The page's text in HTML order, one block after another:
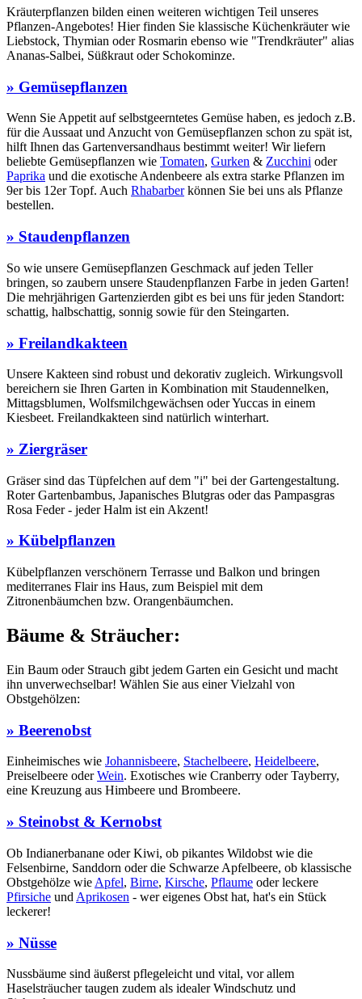
Kräuterpflanzen bilden einen weiteren wichtigen Teil unseres
Pflanzen-Angebotes! Hier finden Sie klassische Küchenkräuter wie
Liebstock, Thymian oder Rosmarin ebenso wie "Trendkräuter" alias
Ananas-Salbei, Süßkraut oder Schokominze.
» Gemüsepflanzen
Wenn Sie Appetit auf selbstgeerntetes Gemüse haben, es jedoch z.B.
für die Aussaat und Anzucht von Gemüsepflanzen schon zu spät ist,
hilft Ihnen das Gartenversandhaus bestimmt weiter! Wir liefern
beliebte Gemüsepflanzen wie Tomaten, Gurken & Zucchini oder
Paprika und die exotische Andenbeere als extra starke Pflanzen im
9er bis 12er Topf. Auch Rhabarberkönnen Sie bei uns als Pflanze
bestellen.
» Staudenpflanzen
So wie unsere Gemüsepflanzen Geschmack auf jeden Teller
bringen, so zaubern unsere Staudenpflanzen Farbe in jeden Garten!
Die mehrjährigen Gartenzierden gibt es bei uns für jeden Standort:
schattig, halbschattig, sonnig sowie für den Steingarten.
» Freilandkakteen
Unsere Kakteen sind robust und dekorativ zugleich. Wirkungsvoll
bereichern sie Ihren Garten in Kombination mit Staudennelken,
Mittagsblumen, Wolfsmilchgewächsen oder Yuccas in einem
Kiesbeet. Freilandkakteen sind natürlich winterhart.
» Ziergräser
Gräser sind das Tüpfelchen auf dem "i" bei der Gartengestaltung.
Roter Gartenbambus, Japanisches Blutgras oder das Pampasgras
Rosa Feder - jeder Halm ist ein Akzent!
» Kübelpflanzen
Kübelpflanzen verschönern Terrasse und Balkon und bringen
mediterranes Flair ins Haus, zum Beispiel mit dem
Zitronenbäumchen bzw. Orangenbäumchen.
Bäume & Sträucher:
Ein Baum oder Strauch gibt jedem Garten ein Gesicht und macht
ihn unverwechselbar! Wählen Sie aus einer Vielzahl von
Obstgehölzen:
» Beerenobst
Einheimisches wie Johannisbeere, Stachelbeere, Heidelbeere,
Preiselbeere oderWein. Exotisches wie Cranberry oder Tayberry,
eine Kreuzung aus Himbeere und Brombeere.
» Steinobst & Kernobst
Ob Indianerbanane oder Kiwi, ob pikantes Wildobst wie die
Felsenbirne, Sanddorn oder die Schwarze Apfelbeere, ob klassische
Obstgehölze wie Apfel, Birne, Kirsche, Pflaume oder leckere
Pfirsiche und Aprikosen - wer eigenes Obst hat, hat's ein Stück
leckerer!
» Nüsse
Nussbäume sind äußerst pflegeleicht und vital, vor allem
Haselsträucher taugen zudem als idealer Windschutz und